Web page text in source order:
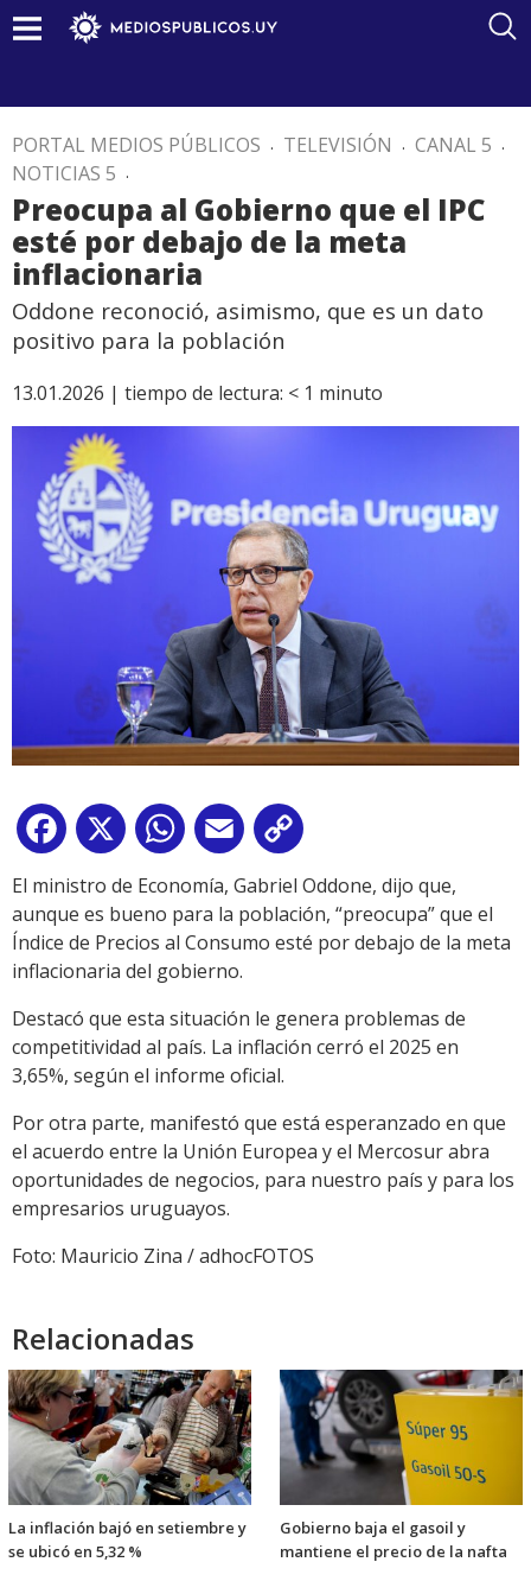
PORTAL MEDIOS PÚBLICOS . TELEVISIÓN . CANAL 5 .
NOTICIAS 5 .
Preocupa al Gobierno que el IPC
esté por debajo de la meta
inflacionaria
Oddone reconoció, asimismo, que es un dato
positivo para la población
13.01.2026 | tiempo de lectura: < 1 minuto
Facebook
X WhatsApp
Email
Link
El ministro de Economía, Gabriel Oddone, dijo que,
aunque es bueno para la población, “preocupa” que el
Índice de Precios al Consumo esté por debajo de la meta
inflacionaria del gobierno.
Destacó que esta situación le genera problemas de
competitividad al país. La inflación cerró el 2025 en
3,65%, según el informe oficial.
Por otra parte, manifestó que está esperanzado en que
el acuerdo entre la Unión Europea y el Mercosur abra
oportunidades de negocios, para nuestro país y para los
empresarios uruguayos.
Foto: Mauricio Zina / adhocFOTOS
Relacionadas
La inflación bajó en setiembre y
se ubicó en 5,32 %
Gobierno baja el gasoil y
mantiene el precio de la nafta